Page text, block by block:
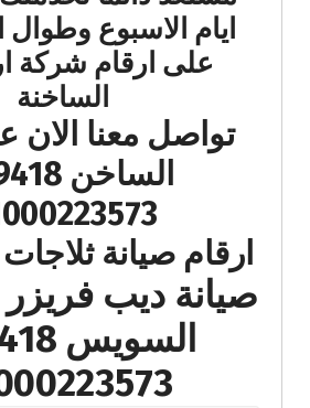
ايام الاسبوع وطوال
على ارقام شركة
الساخنة
تواصل معنا الان
ارقام صيانة
صيانة ديب